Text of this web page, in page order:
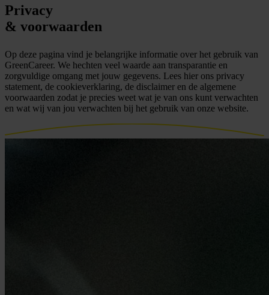
Privacy
& voorwaarden
Op deze pagina vind je belangrijke informatie over het gebruik van
GreenCareer. We hechten veel waarde aan transparantie en
zorgvuldige omgang met jouw gegevens. Lees hier ons privacy
statement, de cookieverklaring, de disclaimer en de algemene
voorwaarden zodat je precies weet wat je van ons kunt verwachten
en wat wij van jou verwachten bij het gebruik van onze website.